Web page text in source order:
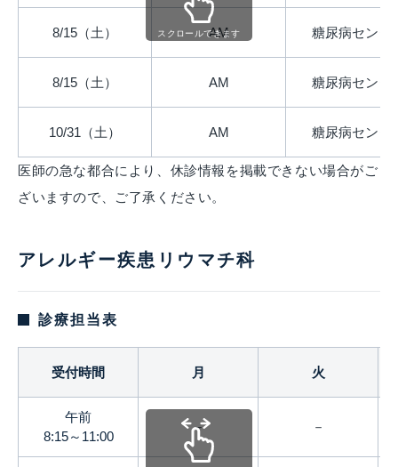
8/15（土） AM 糖尿病センタ
8/15（土） AM 糖尿病センタ
10/31（土） AM 糖尿病センタ
医師の急な都合により、休診情報を掲載できない場合がご
ざいますので、ご了承ください。
スクロールできます
アレルギー疾患リウマチ科
診療担当表
受付時間 月 火
午前
8:15～11:00
－ －